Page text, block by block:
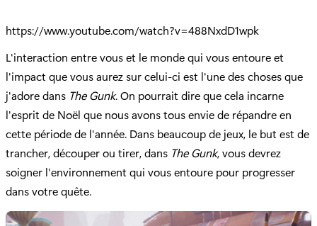
https://www.youtube.com/watch?v=488NxdD1wpk
L'interaction entre vous et le monde qui vous entoure et
l'impact que vous aurez sur celui-ci est l'une des choses que
j'adore dans The Gunk. On pourrait dire que cela incarne
l'esprit de Noël que nous avons tous envie de répandre en
cette période de l'année. Dans beaucoup de jeux, le but est de
trancher, découper ou tirer, dans The Gunk, vous devrez
soigner l'environnement qui vous entoure pour progresser
dans votre quête.